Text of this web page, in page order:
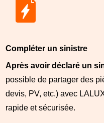
Compléter un sinistre
Après avoir déclaré un
possible de partager des
devis, PV, etc.) avec
rapide et sécurisée.